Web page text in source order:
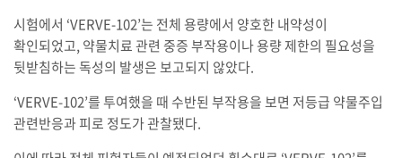
시험에서 ‘VERVE-102’는 전체 용량에서 양호한 내약성이
확인되었고, 약물치료 관련 중증 부작용이나 용량 제한의 필요성을
뒷받침하는 독성의 발생은 보고되지 않았다.
‘VERVE-102’를 투여했을 때 수반된 부작용을 보면 저등급 약물주입
관련반응과 피로 정도가 관찰됐다.